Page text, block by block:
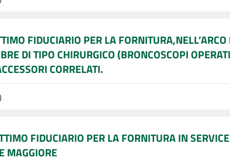
FIDUCIARIO PER LA
DI TIPO CHIRURGICO (BRONCOSCOPI
CORRELATI.
FIDUCIARIO PER LA FORNITURA IN
MAGGIORE